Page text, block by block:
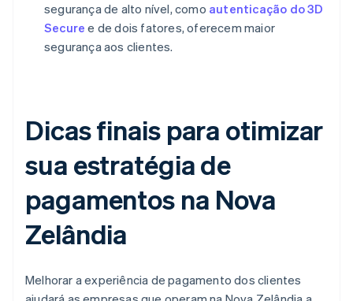
segurança de alto nível, como autenticação do 3D
Secure e de dois fatores, oferecem maior
segurança aos clientes.
Dicas finais para otimizar
sua estratégia de
pagamentos na Nova
Zelândia
Melhorar a experiência de pagamento dos clientes